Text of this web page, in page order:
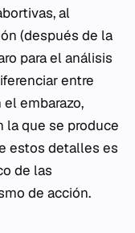
al
(después de la
para el análisis
entre
embarazo,
la que se produce
estos detalles es
de las
de acción.